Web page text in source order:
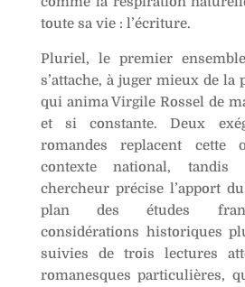
toute sa vie : l’écriture.
Pluriel, le premier
s’attache, à juger mieux de la
qui anima Virgile Rossel de
et si constante. Deux
romandes replacent cette
contexte national, tandis
chercheur précise l’apport
plan des études
considérations historiques
suivies de trois lectures
romanesques particulières,